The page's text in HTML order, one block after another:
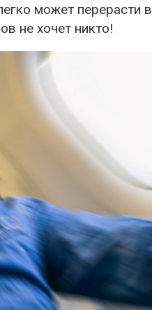
может перерасти в
не хочет никто!